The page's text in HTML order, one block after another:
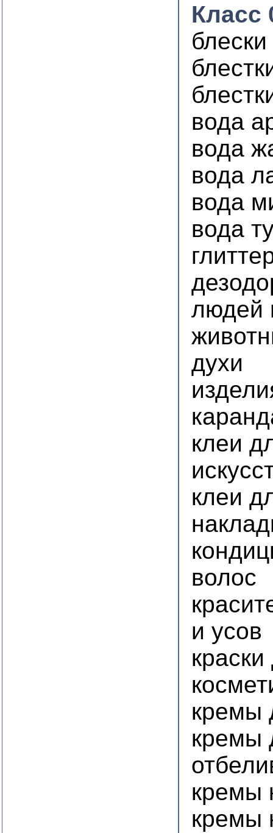
Класс
вода
вода
вода
вода
вода
людей
духи
клеи
клеи
волос
и усов
кремы
кремы
кремы
кремы